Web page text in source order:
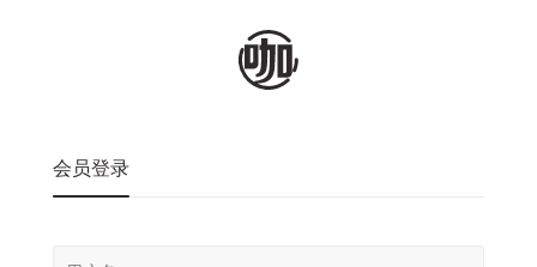
会员登录